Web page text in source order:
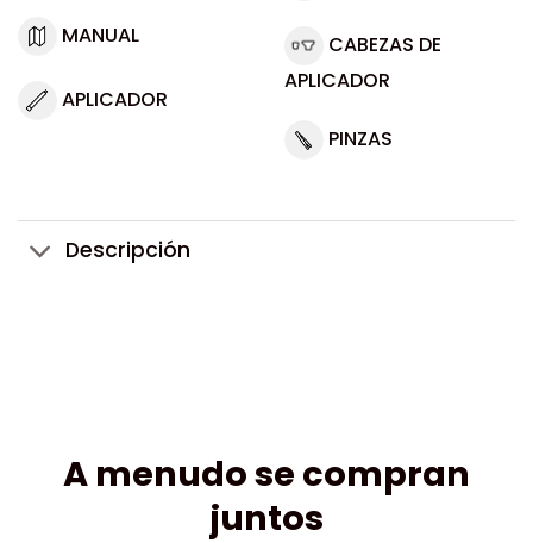
MANUAL
APLICADOR
CABEZAS DE
APLICADOR
PINZAS
Descripción
A menudo se compran
juntos